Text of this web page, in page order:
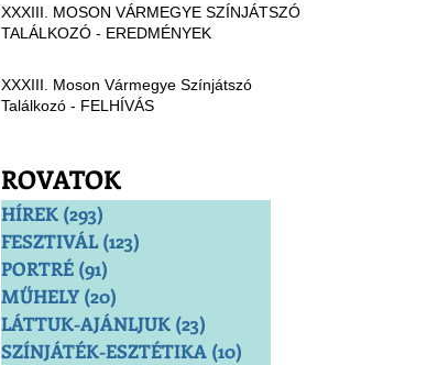
XXXIII. MOSON VÁRMEGYE SZÍNJÁTSZÓ
TALÁLKOZÓ - EREDMÉNYEK
XXXIII. Moson Vármegye Színjátszó
Találkozó - FELHÍVÁS
ROVATOK
HÍREK (293)
FESZTIVÁL (123)
PORTRÉ (91)
MŰHELY (20)
LÁTTUK-AJÁNLJUK (23)
SZÍNJÁTÉK-ESZTÉTIKA (10)